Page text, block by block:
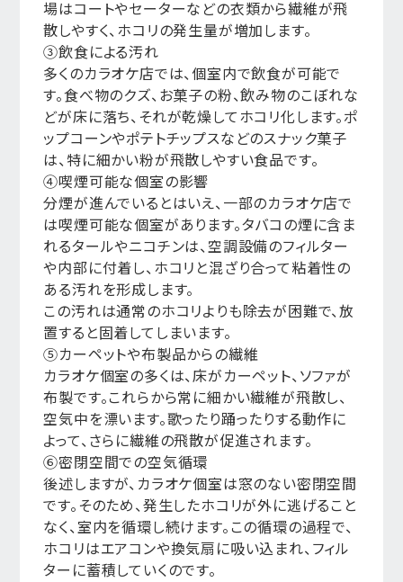
場はコートやセーターなどの衣類から繊維が飛
散しやすく、ホコリの発生量が増加します。
③飲食による汚れ
多くのカラオケ店では、個室内で飲食が可能で
す。食べ物のクズ、お菓子の粉、飲み物のこぼれな
どが床に落ち、それが乾燥してホコリ化します。ポ
ップコーンやポテトチップスなどのスナック菓子
は、特に細かい粉が飛散しやすい食品です。
④喫煙可能な個室の影響
分煙が進んでいるとはいえ、一部のカラオケ店で
は喫煙可能な個室があります。タバコの煙に含ま
れるタールやニコチンは、空調設備のフィルター
や内部に付着し、ホコリと混ざり合って粘着性の
ある汚れを形成します。
この汚れは通常のホコリよりも除去が困難で、放
置すると固着してしまいます。
⑤カーペットや布製品からの繊維
カラオケ個室の多くは、床がカーペット、ソファが
布製です。これらから常に細かい繊維が飛散し、
空気中を漂います。歌ったり踊ったりする動作に
よって、さらに繊維の飛散が促進されます。
⑥密閉空間での空気循環
後述しますが、カラオケ個室は窓のない密閉空間
です。そのため、発生したホコリが外に逃げること
なく、室内を循環し続けます。この循環の過程で、
ホコリはエアコンや換気扇に吸い込まれ、フィル
ターに蓄積していくのです。